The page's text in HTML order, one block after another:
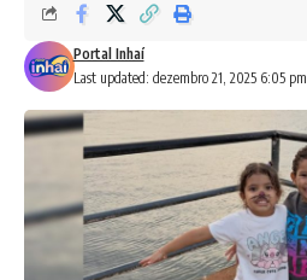
Last updated: dezembro 21, 2025 6:05 pm
Portal Inhaí